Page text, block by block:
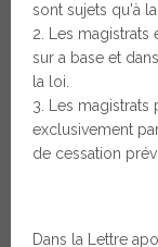
sont sujets qu'à la
Les
sur a base et
la loi.
Les
exclusivement
de cessation
Dans la Lettre